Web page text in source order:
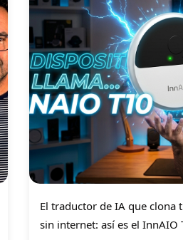
El traductor de IA que clona
sin internet: así es el InnAIO